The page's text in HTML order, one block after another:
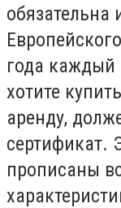
года каждый
хотите
аренду,
сертификат.
прописаны